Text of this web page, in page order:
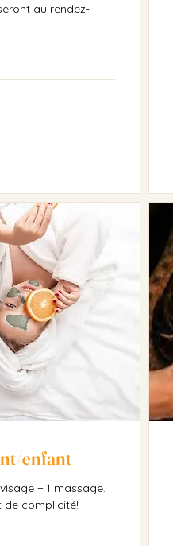
au rendez-
enfant
+ 1 massage.
de complicité!